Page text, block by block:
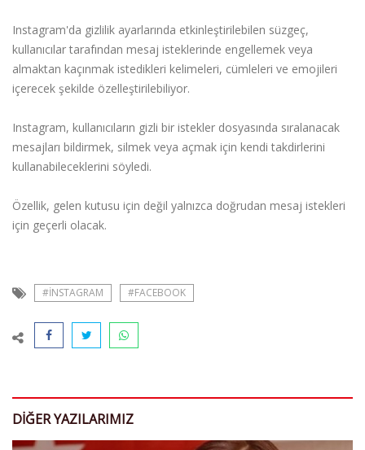
Instagram'da gizlilik ayarlarında etkinleştirilebilen süzgeç,
kullanıcılar tarafından mesaj isteklerinde engellemek veya
almaktan kaçınmak istedikleri kelimeleri, cümleleri ve emojileri
içerecek şekilde özelleştirilebiliyor.
Instagram, kullanıcıların gizli bir istekler dosyasında sıralanacak
mesajları bildirmek, silmek veya açmak için kendi takdirlerini
kullanabileceklerini söyledi.
Özellik, gelen kutusu için değil yalnızca doğrudan mesaj istekleri
için geçerli olacak.
#INSTAGRAM #FACEBOOK
DIĞER YAZILARIMIZ